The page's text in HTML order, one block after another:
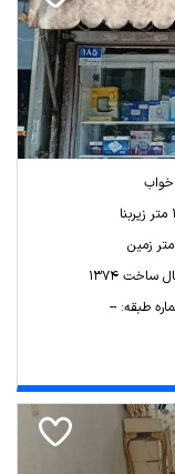
زمین
ساخت 1374
طبقه: --